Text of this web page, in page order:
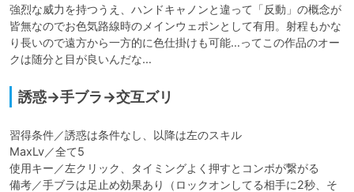
強烈な威力を持つうえ、ハンドキャノンと違って「反動」の概念が
皆無なのでお色気路線時のメインウェポンとして有用。射程もかな
り長いので遠方から一方的に色仕掛けも可能…ってこの作品のオー
クは随分と目が良いんだな…
誘惑→手ブラ→交互ズリ
習得条件／誘惑は条件なし、以降は左のスキル
MaxLv／全て5
使用キー／左クリック、タイミングよく押すとコンボが繋がる
備考／手ブラは足止め効果あり（ロックオンしてる相手に2秒、そ